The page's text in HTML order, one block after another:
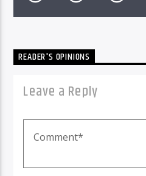
READER'S OPINIONS
Leave a Reply